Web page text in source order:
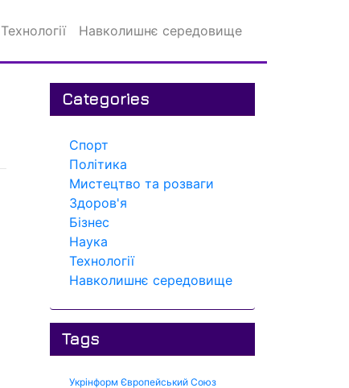
Технології Навколишнє середовище
Categories
Спорт
Політика
Мистецтво та розваги
Здоров'я
Бізнес
Наука
Технології
Навколишнє середовище
Tags
Укрінформ Європейський Союз